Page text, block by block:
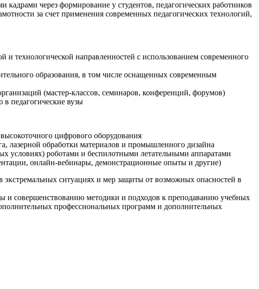
через формирование у студентов, педагогических работников
за счет применения современных педагогических технологий,
и технологической направленностей с использованием современного
образования, в том числе оснащенных современным
(мастер-классов, семинаров, конференций, форумов)
педагогические вузы
цифрового оборудования
лазерной обработки материалов и промышленного дизайна
условиях) роботами и беспилотными летательными аппаратами
онлайн-вебинары, демонстрационные опыты и другие)
ситуациях и мер защиты от возможных опасностей в
и совершенствованию методики и подходов к преподаванию учебных
профессиональных программ и дополнительных